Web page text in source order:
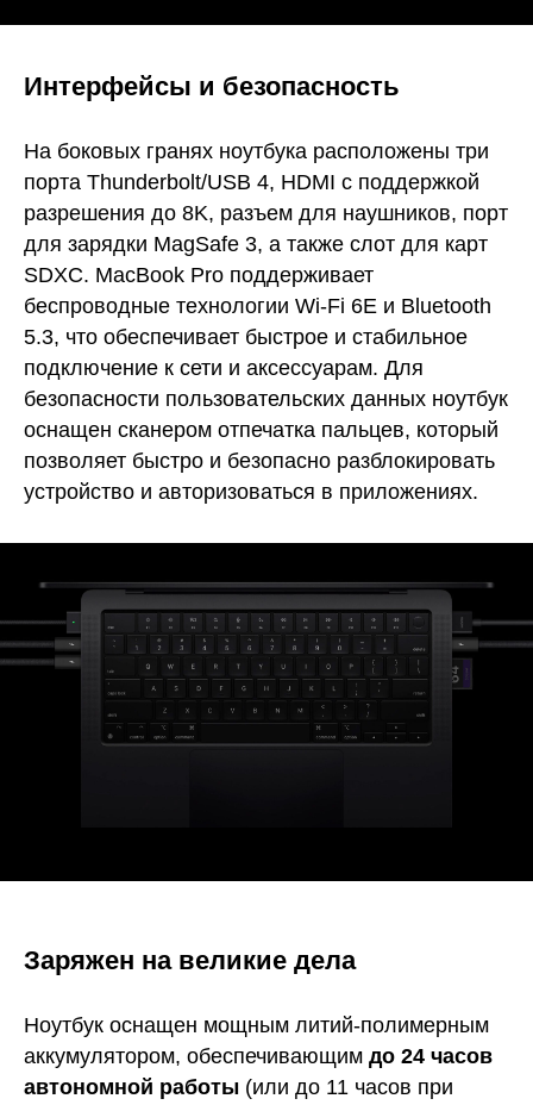
Интерфейсы и безопасность
На боковых гранях ноутбука расположены три
порта Thunderbolt/USB 4, HDMI с поддержкой
разрешения до 8K, разъем для наушников, порт
для зарядки MagSafe 3, а также слот для карт
SDXC. MacBook Pro поддерживает
беспроводные технологии Wi-Fi 6E и Bluetooth
5.3, что обеспечивает быстрое и стабильное
подключение к сети и аксессуарам. Для
безопасности пользовательских данных ноутбук
оснащен сканером отпечатка пальцев, который
позволяет быстро и безопасно разблокировать
устройство и авторизоваться в приложениях.
Заряжен на великие дела
Ноутбук оснащен мощным литий-полимерным
аккумулятором, обеспечивающим до 24 часов
автономной работы (или до 11 часов при